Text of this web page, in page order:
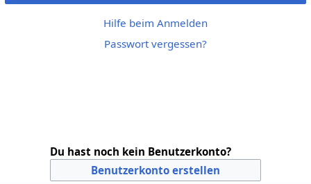
Hilfe beim Anmelden
Passwort vergessen?
Du hast noch kein Benutzerkonto?
Benutzerkonto erstellen